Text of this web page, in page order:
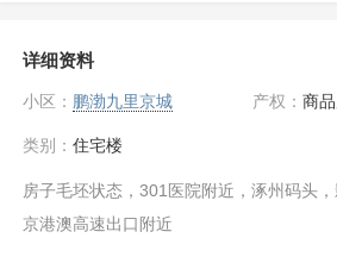
详细资料
小区： 鹏渤九里京城 产权： 商
类别：住宅楼
房子毛坯状态，301医院附近，涿州码头
京港澳高速出口附近